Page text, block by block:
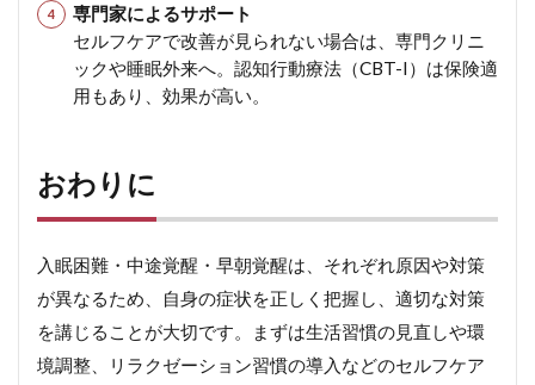
専門家によるサポート
セルフケアで改善が見られない場合は、専門クリニ
ックや睡眠外来へ。認知行動療法（CBT-I）は保険適
用もあり、効果が高い。
おわりに
入眠困難・中途覚醒・早朝覚醒は、それぞれ原因や対策
が異なるため、自身の症状を正しく把握し、適切な対策
を講じることが大切です。まずは生活習慣の見直しや環
境調整、リラクゼーション習慣の導入などのセルフケア